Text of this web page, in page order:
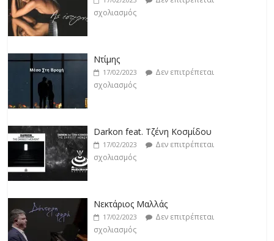
σχολιασμός
Ντίμης
17/02/2023
Δεν επιτρέπεται
σχολιασμός
Darkon feat. Τζένη Κοσμίδου
17/02/2023
Δεν επιτρέπεται
σχολιασμός
Νεκτάριος Μαλλάς
17/02/2023
Δεν επιτρέπεται
σχολιασμός